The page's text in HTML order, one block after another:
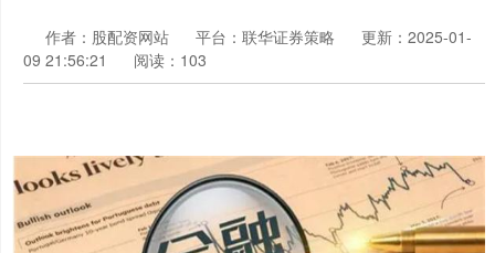
作者：股配资网站 平台：联华证券策略
更新：2025-01-
09 21:56:21
阅读：103